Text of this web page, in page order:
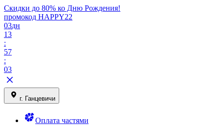
Скидки до 80% ко Дню Рождения!
промокод HAPPY22
03дн
13
:
57
:
03
г. Ганцевичи
Оплата частями